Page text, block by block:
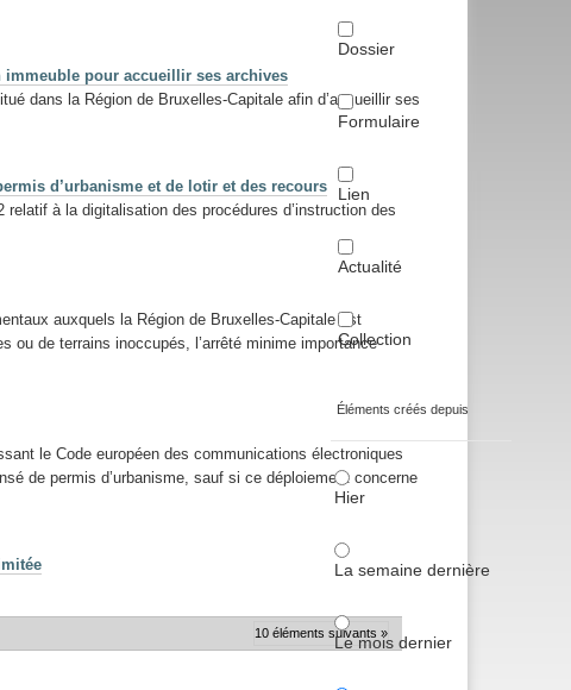
Dossier
Formulaire
Lien
Actualité
Collection
Éléments créés depuis
Hier
La semaine dernière
Le mois dernier
pour accueillir ses archives
dans la Région de Bruxelles-Capitale afin d’accueillir ses
d’urbanisme et de lotir et des recours
à la digitalisation des procédures d’instruction des
auxquels la Région de Bruxelles-Capitale est
ou de terrains inoccupés, l’arrêté minime importance
le Code européen des communications électroniques
de permis d’urbanisme, sauf si ce déploiement concerne
10 éléments suivants »